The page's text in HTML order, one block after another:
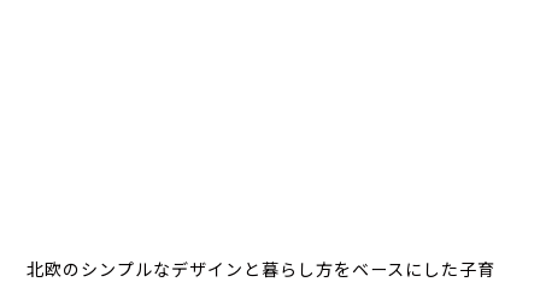
北欧のシンプルなデザインと暮らし方をベースにした子育